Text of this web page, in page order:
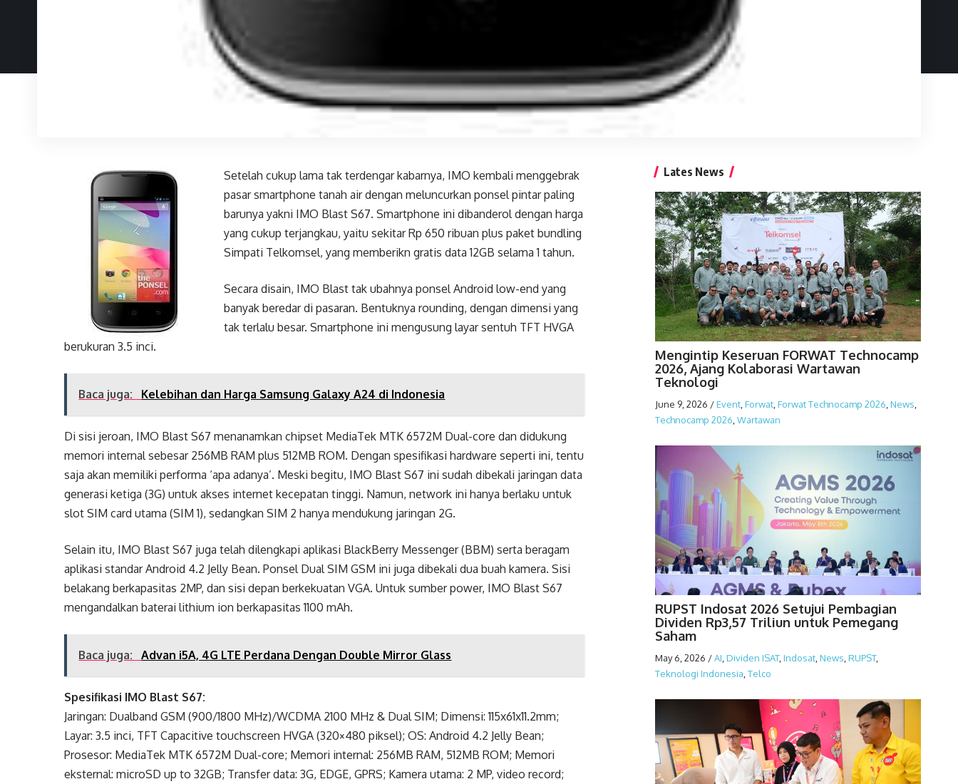
Setelah cukup lama tak terdengar kabarnya, IMO kembali menggebrak
pasar smartphone tanah air dengan meluncurkan ponsel pintar paling
barunya yakni IMO Blast S67. Smartphone ini dibanderol dengan harga
yang cukup terjangkau, yaitu sekitar Rp 650 ribuan plus paket bundling
Simpati Telkomsel, yang memberikn gratis data 12GB selama 1 tahun.
Secara disain, IMO Blast tak ubahnya ponsel Android low-end yang
banyak beredar di pasaran. Bentuknya rounding, dengan dimensi yang
tak terlalu besar. Smartphone ini mengusung layar sentuh TFT HVGA
berukuran 3.5 inci.
Baca juga: Kelebihan dan Harga Samsung Galaxy A24 di Indonesia
Di sisi jeroan, IMO Blast S67 menanamkan chipset MediaTek MTK 6572M Dual-core dan didukung
memori internal sebesar 256MB RAM plus 512MB ROM. Dengan spesifikasi hardware seperti ini, tentu
saja akan memiliki performa ‘apa adanya’. Meski begitu, IMO Blast S67 ini sudah dibekali jaringan data
generasi ketiga (3G) untuk akses internet kecepatan tinggi. Namun, network ini hanya berlaku untuk
slot SIM card utama (SIM 1), sedangkan SIM 2 hanya mendukung jaringan 2G.
Selain itu, IMO Blast S67 juga telah dilengkapi aplikasi BlackBerry Messenger (BBM) serta beragam
aplikasi standar Android 4.2 Jelly Bean. Ponsel Dual SIM GSM ini juga dibekali dua buah kamera. Sisi
belakang berkapasitas 2MP, dan sisi depan berkekuatan VGA. Untuk sumber power, IMO Blast S67
mengandalkan baterai lithium ion berkapasitas 1100 mAh.
Baca juga: Advan i5A, 4G LTE Perdana Dengan Double Mirror Glass
Spesifikasi IMO Blast S67:
Jaringan: Dualband GSM (900/1800 MHz)/WCDMA 2100 MHz & Dual SIM; Dimensi: 115x61x11.2mm;
Layar: 3.5 inci, TFT Capacitive touchscreen HVGA (320×480 piksel); OS: Android 4.2 Jelly Bean;
Prosesor: MediaTek MTK 6572M Dual-core; Memori internal: 256MB RAM, 512MB ROM; Memori
eksternal: microSD up to 32GB; Transfer data: 3G, EDGE, GPRS; Kamera utama: 2 MP, video record;
Lates News
Mengintip Keseruan FORWAT Technocamp
2026, Ajang Kolaborasi Wartawan
Teknologi
June 9, 2026 /Event, Forwat, Forwat Technocamp 2026 News
Technocamp 2026 Wartawan
RUPST Indosat 2026 Setujui Pembagian
Dividen Rp3,57 Triliun untuk Pemegang
Saham
May 6, 2026 /AI,Dividen ISAT,Indosat,News,RUPST,
Teknologi Indonesia,Telco